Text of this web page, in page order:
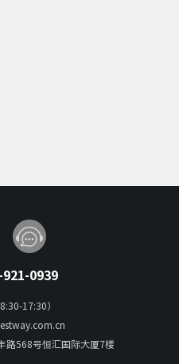
0939
17:30）
路568号恒汇国际大厦7楼